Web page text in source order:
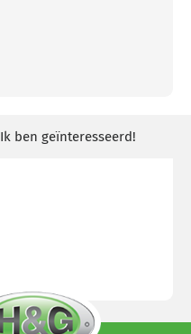
Ik ben geïnteresseerd!